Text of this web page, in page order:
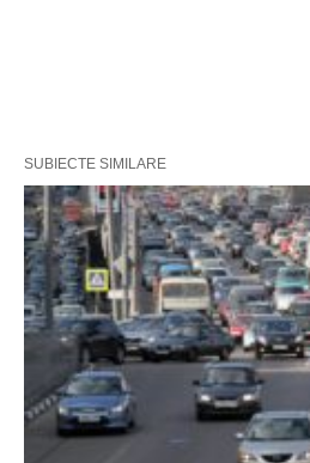
SUBIECTE SIMILARE